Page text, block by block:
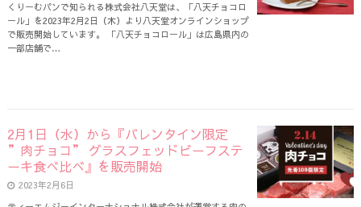
くりーむパンで知られる株式会社八天堂は、「八天チョコロ
ール」を2023年2月2日（木）より八天堂オンラインショップ
で販売開始しています。 「八天チョコロール」は広島県内の
一部店舗で…
2月1日（水）から『バレンタイン限定
”肉チョコ” グラスフェッドビーフステ
ーキ食べ比べ』を販売開始
2023年2月6日